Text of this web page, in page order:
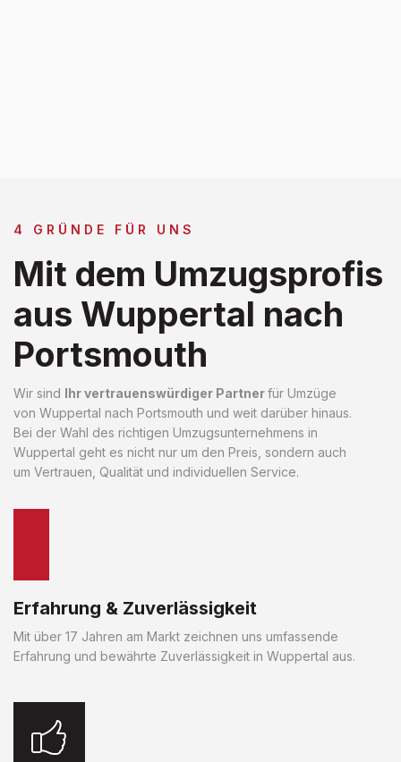
4 GRÜNDE FÜR UNS
Mit dem Umzugsprofis
aus Wuppertal nach
Portsmouth
Wir sind Ihr vertrauenswürdiger Partnerfür Umzüge
von Wuppertal nach Portsmouth und weit darüber hinaus.
Bei der Wahl des richtigen Umzugsunternehmens in
Wuppertal geht es nicht nur um den Preis, sondern auch
um Vertrauen, Qualität und individuellen Service.
Erfahrung & Zuverlässigkeit
Mit über 17 Jahren am Markt zeichnen uns umfassende
Erfahrung und bewährte Zuverlässigkeit in Wuppertal aus.